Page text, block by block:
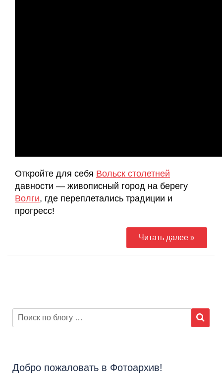
Откройте для себя Вольск столетней
давности — живописный город на берегу
Волги, где переплетались традиции и
прогресс!
Читать далее »
Добро пожаловать в Фотоархив!